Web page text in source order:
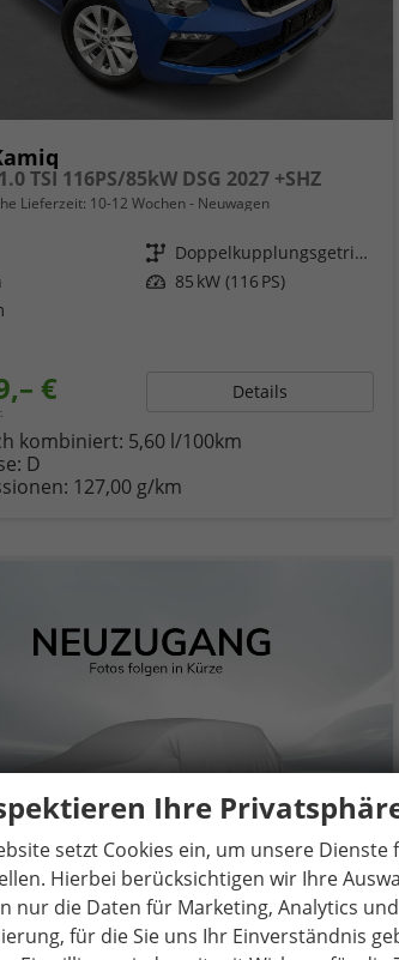
TSI 116PS/85kW DSG 2027 +SHZ
Lieferzeit: 10-12 Wochen Neuwagen
Getriebe
Doppelkupplungsgetriebe (DSG)
Leistung 85 kW (116 PS)
€ Details
kombiniert: 5,60 l/100km
D
127,00 g/km
Ihre
setzt Cookies ein, um unsere Dienste
Hierbei berücksichtigen wir Ihre
nur die Daten für Marketing, Analytics und
für die Sie uns Ihr Einverständnis